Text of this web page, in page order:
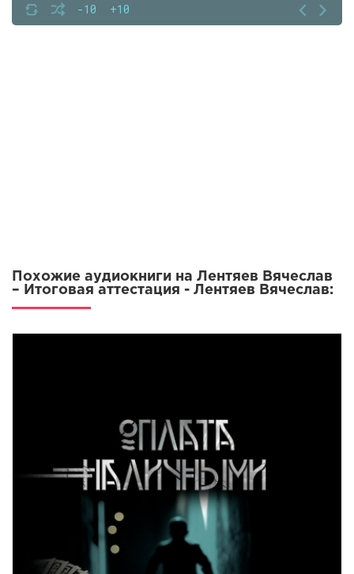
-10 +10
Похожие аудиокниги на Лентяев Вячеслав
– Итоговая аттестация - Лентяев Вячеслав: